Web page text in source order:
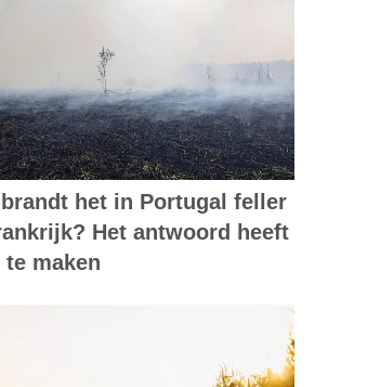
het in Portugal feller
Het antwoord heeft
maken